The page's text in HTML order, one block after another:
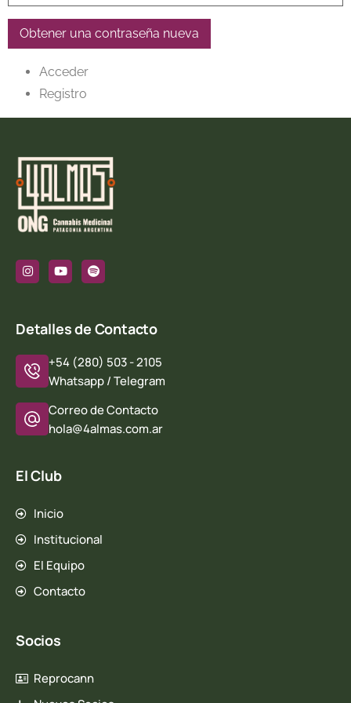
Obtener una contraseña nueva
Acceder
Registro
Detalles de Contacto
+54 (280) 503 - 2105
Whatsapp / Telegram
Correo de Contacto
hola@4almas.com.ar
El Club
Inicio
Institucional
El Equipo
Contacto
Socios
Reprocann